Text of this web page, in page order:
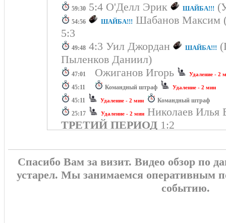
59:30 5:4 О'Делл Эрик ШАЙБА!!!
54:56 ШАЙБА!!! Шабанов Максим
5:3
49:48 4:3 Уил Джордан ШАЙБА!!!
Пыленков Даниил)
47:01 Ожиганов Игорь Удаление - 2
45:11 Командный штраф Удаление - 2 мин
45:11 Удаление - 2 мин
Командный штраф
25:17
Удаление - 2 мин Николаев Илья
ТРЕТИЙ ПЕРИОД 1:2
Михайлов Владислав
25:02 4:2 Уил Джордан ШАЙБА!!!
Менелл Бреннан)
Антипин
Спасибо Вам за визит. Видео обзор по
устарел. Мы занимаемся оперативным
событию.